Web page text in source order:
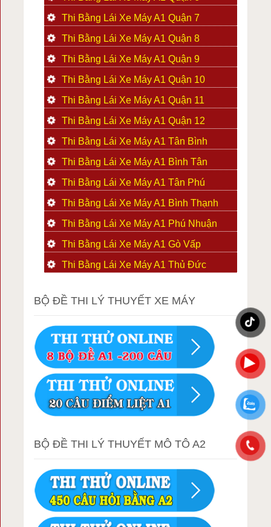
Thi Bằng Lái Xe Máy A1 Quận 7
Thi Bằng Lái Xe Máy A1 Quận 8
Thi Bằng Lái Xe Máy A1 Quận 9
Thi Bằng Lái Xe Máy A1 Quận 10
Thi Bằng Lái Xe Máy A1 Quận 11
Thi Bằng Lái Xe Máy A1 Quận 12
Thi Bằng Lái Xe Máy A1 Tân Bình
Thi Bằng Lái Xe Máy A1 Bình Tân
Thi Bằng Lái Xe Máy A1 Tân Phú
Thi Bằng Lái Xe Máy A1 Bình Thạnh
Thi Bằng Lái Xe Máy A1 Phú Nhuận
Thi Bằng Lái Xe Máy A1 Gò Vấp
Thi Bằng Lái Xe Máy A1 Thủ Đức
BỘ ĐỀ THI LÝ THUYẾT XE MÁY
BỘ ĐỀ THI LÝ THUYẾT MÔ TÔ A2